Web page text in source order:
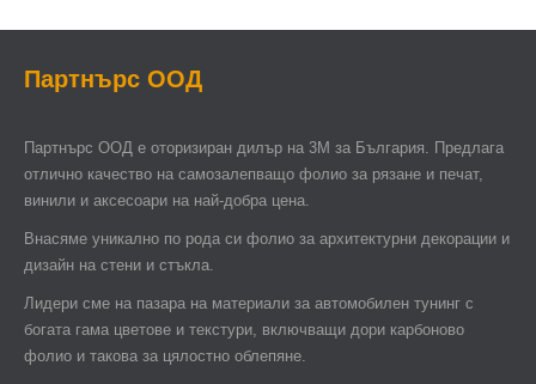
Партнърс ООД
Партнърс ООД e оторизиран дилър на 3М за България. Предлага
отлично качество на самозалепващо фолио за рязане и печат,
винили и аксесоари на най-добра цена.
Внасяме уникално по рода си фолио за архитектурни декорации и
дизайн на стени и стъкла.
Лидери сме на пазара на материали за автомобилен тунинг с
богата гама цветове и текстури, включващи дори карбоново
фолио и такова за цялостно облепяне.